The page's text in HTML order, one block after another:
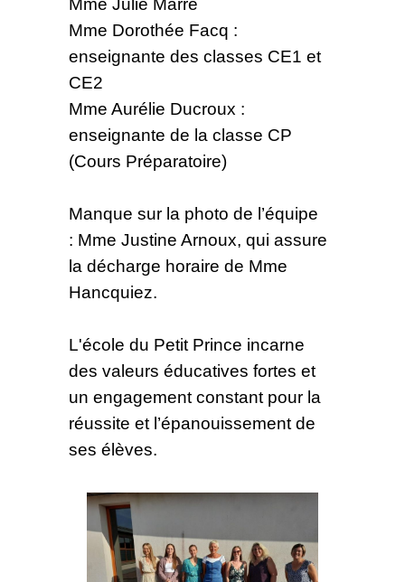
Mme Dorothée Facq :
enseignante des classes CE1 et
CE2
Mme Aurélie Ducroux :
enseignante de la classe CP
(Cours Préparatoire)
Manque sur la photo de l’équipe
: Mme Justine Arnoux, qui assure
la décharge horaire de Mme
Hancquiez.
L'école du Petit Prince incarne
des valeurs éducatives fortes et
un engagement constant pour la
réussite et l’épanouissement de
ses élèves.